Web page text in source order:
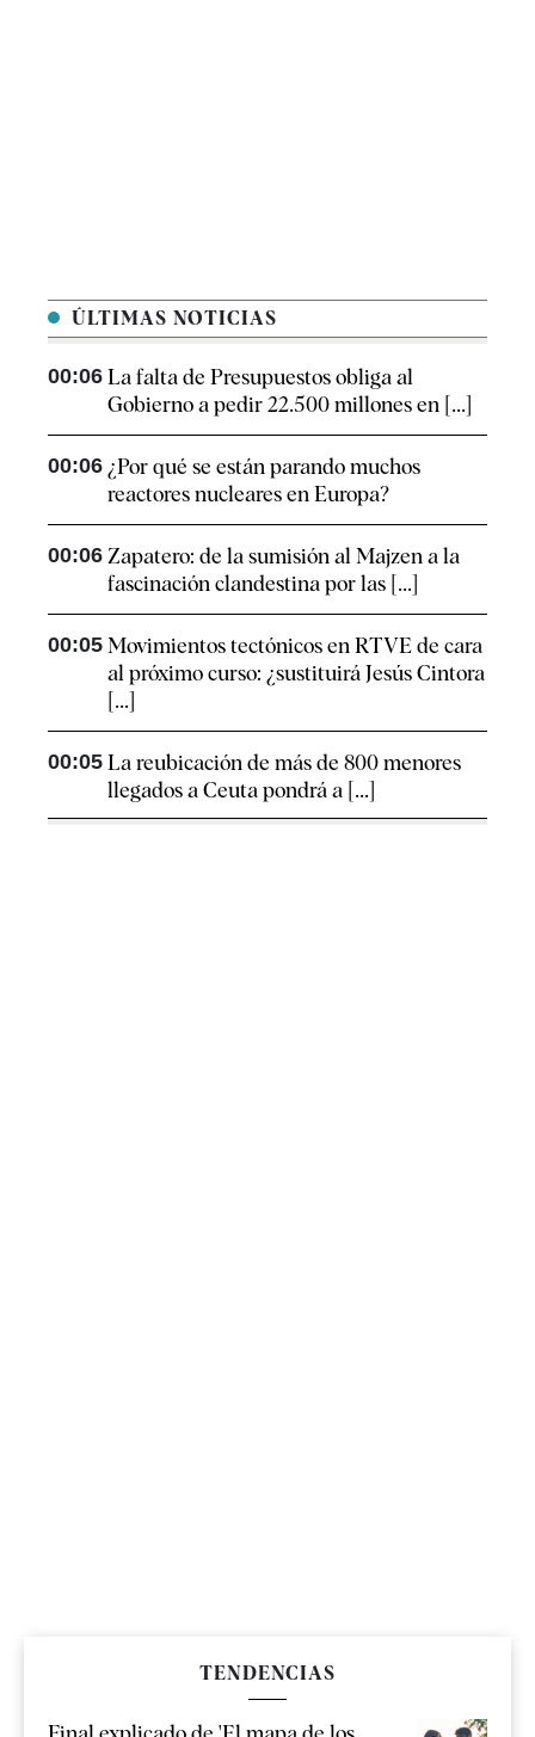
ÚLTIMAS NOTICIAS
00:06 La falta de Presupuestos obliga al
Gobierno a pedir 22.500 millones en [...]
00:06 ¿Por qué se están parando muchos
reactores nucleares en Europa?
00:06 Zapatero: de la sumisión al Majzen a la
fascinación clandestina por las [...]
00:05 Movimientos tectónicos en RTVE de cara
al próximo curso: ¿sustituirá Jesús Cintora
[...]
00:05 La reubicación de más de 800 menores
llegados a Ceuta pondrá a [...]
TENDENCIAS